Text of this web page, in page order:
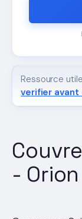
-
Ressource
verifier avant